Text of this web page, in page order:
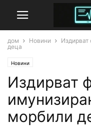
дом Новини
деца
Новини
Издирват
морбили